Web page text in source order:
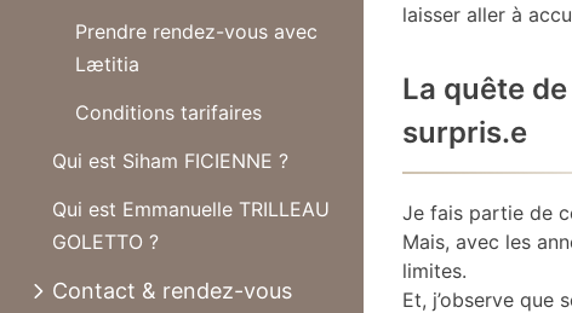
Prendre rendez-vous avec
Lætitia
Conditions tarifaires
Qui est Siham FICIENNE ?
Qui est Emmanuelle TRILLEAU
GOLETTO ?
Contact & rendez-vous
laisser aller à
La quête
surpris.e
Je fais partie de
Mais, avec les
limites.
Et, j’observe que